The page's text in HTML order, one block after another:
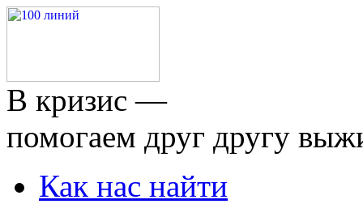
В кризис —
помогаем друг другу
Как нас найти